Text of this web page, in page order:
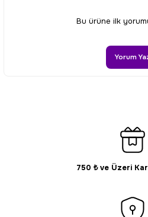
Ürün resmi kalitesiz, bozuk veya
Ürün bilgilerinde hatalar bulunuyor.
Gönder
Bu ürüne ilk
Yorum
750 ₺ ve Üzeri